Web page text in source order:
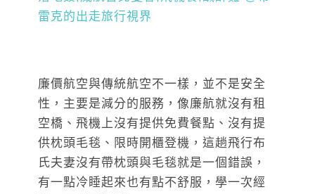
廉價航空與傳統航空不一樣，並不是安全
性，主要是減分的服務，像廉航就沒有租
空橋、飛機上沒有提供免費餐點、沒有提
供枕頭毛毯、限時開櫃登機，這趟飛行布
氏夫妻沒有帶枕頭與毛毯就是一個錯誤，
有一點冷睡起來也有點不舒服，學一次經